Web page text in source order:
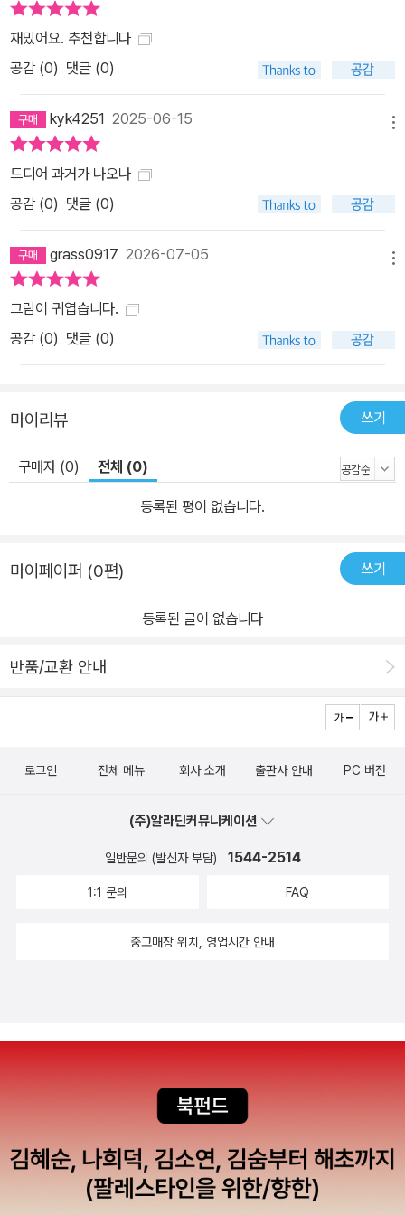
재밌어요. 추천합니다
공감 (0) 댓글 (0)
kyk4251 2025-06-15
드디어 과거가 나오나
공감 (0) 댓글 (0)
grass0917 2026-07-05
그림이 귀엽습니다.
공감 (0) 댓글 (0)
마이리뷰 쓰기
구매자 (0) 전체 (0)
등록된 평이 없습니다.
마이페이퍼 (0편) 쓰기
등록된 글이 없습니다
반품/교환 안내
로그인 전체 메뉴 회사 소개 출판사 안내 PC 버전
(주)알라딘커뮤니케이션
일반문의 (발신자 부담) 1544-2514
1:1 문의 FAQ
중고매장 위치, 영업시간 안내